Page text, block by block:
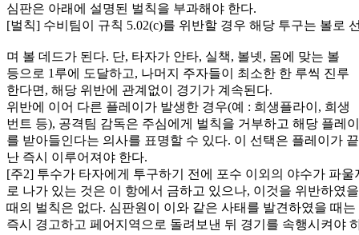
심판은 아래에 설명된 벌칙을 부과해야 한다.
[벌칙] 수비팀이 규칙 5.02(c)를 위반할 경우 해당 투구는 볼로
며 볼 데드가 된다. 단, 타자가 안타, 실책, 볼넷, 몸에 맞는 볼
등으로 1루에 도달하고, 나머지 주자들이 최소한 한 루씩 진루
한다면, 해당 위반에 관계없이 경기가 계속된다.
위반에 이어 다른 플레이가 발생한 경우(예 : 희생플라이, 희생
번트 등), 공격팀 감독은 주심에게 벌칙을 거부하고 해당 플레이
를 받아들인다는 의사를 표명할 수 있다. 이 선택은 플레이가 끝
난 즉시 이루어져야 한다.
[주2] 투수가 타자에게 투구하기 전에 포수 이외의 야수가 파울
로 나가 있는 것은 이 항에서 금하고 있으나, 이것을 위반하였을
때의 벌칙은 없다. 심판원이 이와 같은 사태를 발견하였을 때는
즉시 경고하고 페어지역으로 돌려보낸 뒤 경기를 속행시켜야